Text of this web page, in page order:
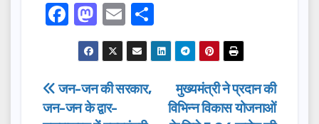
F
a
c
e
b
M
a
st
o
d
E
m
ail
h
ar
Post
मुख्यमंत्री ने प्रदान की
विभिन्न विकास योजनाओं
जन-जन की सरकार,
जन-जन के द्वार-